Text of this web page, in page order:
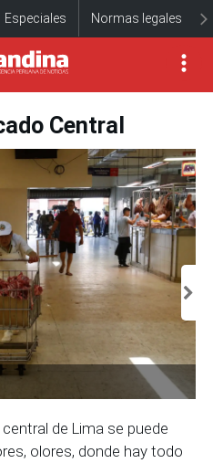
Especiales Normas legales
Central
de Lima se puede
olores, donde hay todo